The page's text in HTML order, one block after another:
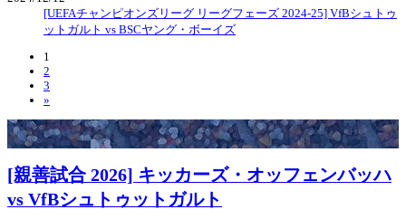
[UEFAチャンピオンズリーグ リーグフェーズ 2024-25] VfBシュトゥ
ットガルト vs BSCヤング・ボーイズ
1
2
3
»
[親善試合 2026] キッカーズ・オッフェンバッハ
vs VfBシュトゥットガルト